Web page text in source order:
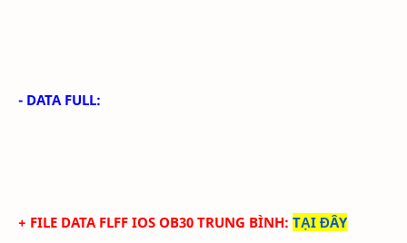
- DATA FULL:
+ FILE DATA FLFF IOS OB30 TRUNG BÌNH: TẠI ĐÂY